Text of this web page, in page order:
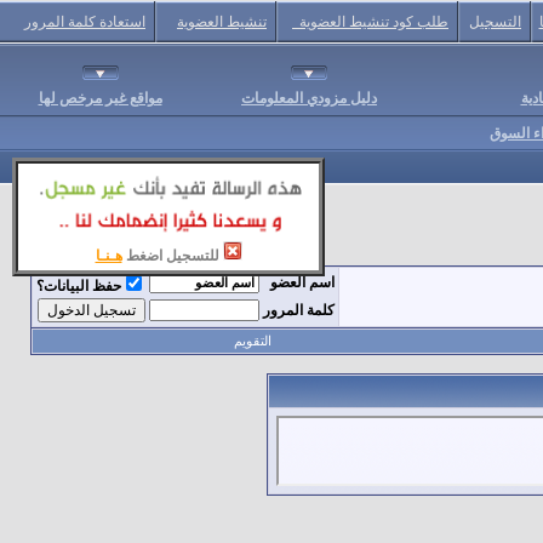
للتسجيل اضغط هـنـا
التسجيل طلب كود تنشيط العضوية تنشيط العضوية استعادة كلمة المرور
دليل مزودي المعلومات مواقع غير مرخص لها
السوق
اسم العضو
حفظ البيانات؟
كلمة المرور
التقويم